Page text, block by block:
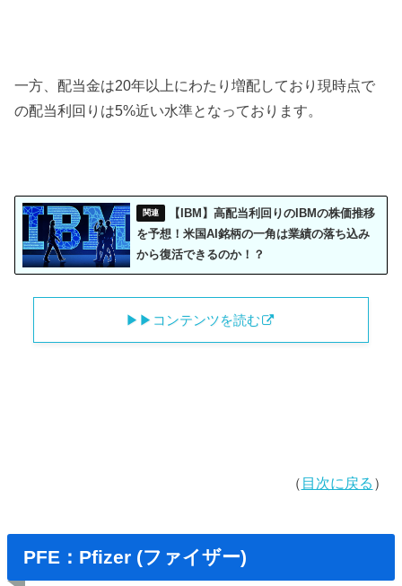
一方、配当金は20年以上にわたり増配しており現時点で
の配当利回りは5%近い水準となっております。
【IBM】高配当利回りのIBMの株価推移
を予想！米国AI銘柄の一角は業績の落ち込み
から復活できるのか！？
▶︎▶︎コンテンツを読む
（ 目次に戻る ）
PFE：Pfizer (ファイザー)